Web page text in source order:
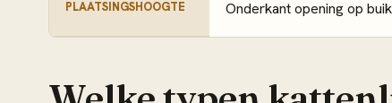
PLAATSINGSHOOGTE Onderkant opening op